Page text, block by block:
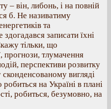
– він, либонь, і на повній
б. Не називатиму
та
записати їхні
тільки, що
прогнози, тлумачення
перспективи розвитку
вигляді
на Україні в плані
робиться, безумовно, на